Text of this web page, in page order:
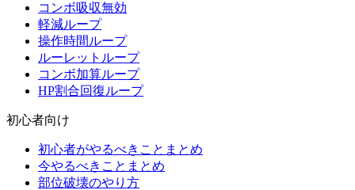
コンボ吸収無効
軽減ループ
操作時間ループ
ルーレットループ
コンボ加算ループ
HP割合回復ループ
初心者向け
初心者がやるべきことまとめ
今やるべきことまとめ
部位破壊のやり方